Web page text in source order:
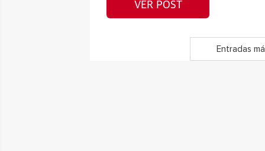
VER POST
Entradas